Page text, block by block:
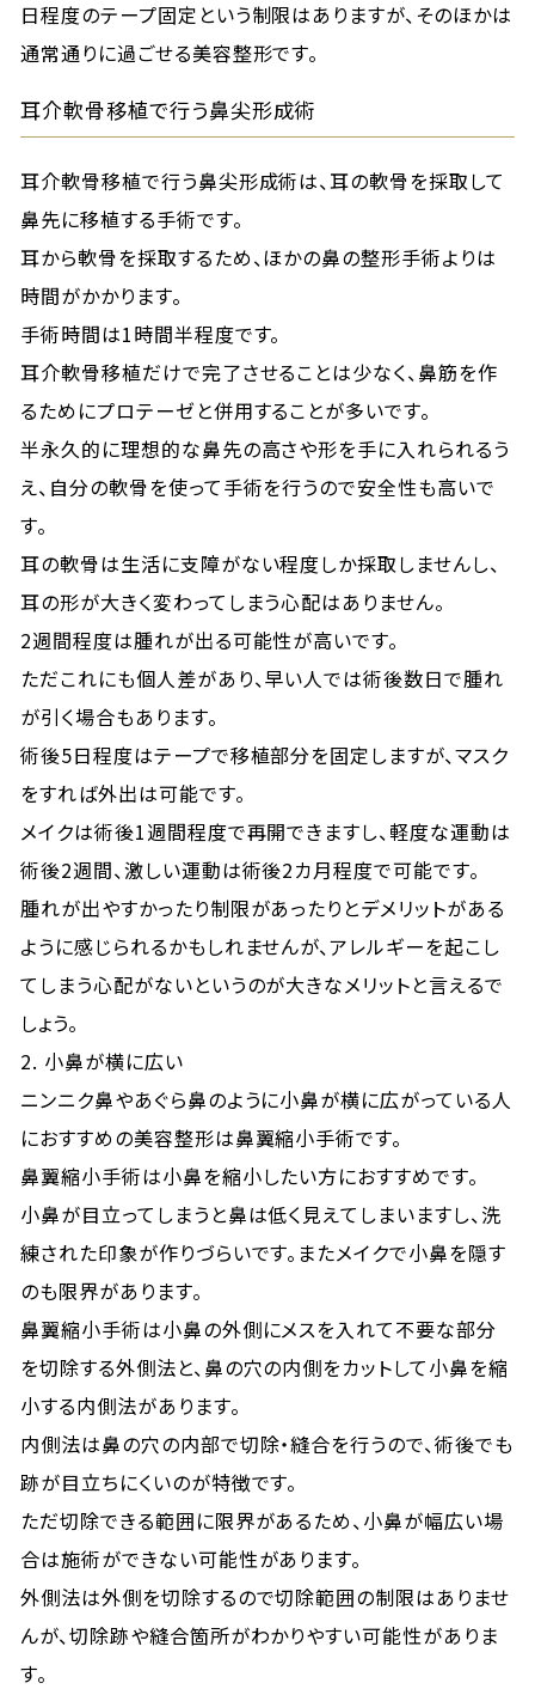
日程度のテープ固定という制限はありますが、そのほかは
通常通りに過ごせる美容整形です。
耳介軟骨移植で行う鼻尖形成術
耳介軟骨移植で行う鼻尖形成術は、耳の軟骨を採取して
鼻先に移植する手術です。
耳から軟骨を採取するため、ほかの鼻の整形手術よりは
時間がかかります。
手術時間は1時間半程度です。
耳介軟骨移植だけで完了させることは少なく、鼻筋を作
るためにプロテーゼと併用することが多いです。
半永久的に理想的な鼻先の高さや形を手に入れられるう
え、自分の軟骨を使って手術を行うので安全性も高いで
す。
耳の軟骨は生活に支障がない程度しか採取しませんし、
耳の形が大きく変わってしまう心配はありません。
2週間程度は腫れが出る可能性が高いです。
ただこれにも個人差があり、早い人では術後数日で腫れ
が引く場合もあります。
術後5日程度はテープで移植部分を固定しますが、マスク
をすれば外出は可能です。
メイクは術後1週間程度で再開できますし、軽度な運動は
術後2週間、激しい運動は術後2カ月程度で可能です。
腫れが出やすかったり制限があったりとデメリットがある
ように感じられるかもしれませんが、アレルギーを起こし
てしまう心配がないというのが大きなメリットと言えるで
しょう。
2. 小鼻が横に広い
ニンニク鼻やあぐら鼻のように小鼻が横に広がっている人
におすすめの美容整形は鼻翼縮小手術です。
鼻翼縮小手術は小鼻を縮小したい方におすすめです。
小鼻が目立ってしまうと鼻は低く見えてしまいますし、洗
練された印象が作りづらいです。またメイクで小鼻を隠す
のも限界があります。
鼻翼縮小手術は小鼻の外側にメスを入れて不要な部分
を切除する外側法と、鼻の穴の内側をカットして小鼻を縮
小する内側法があります。
内側法は鼻の穴の内部で切除・縫合を行うので、術後でも
跡が目立ちにくいのが特徴です。
ただ切除できる範囲に限界があるため、小鼻が幅広い場
合は施術ができない可能性があります。
外側法は外側を切除するので切除範囲の制限はありませ
んが、切除跡や縫合箇所がわかりやすい可能性がありま
す。